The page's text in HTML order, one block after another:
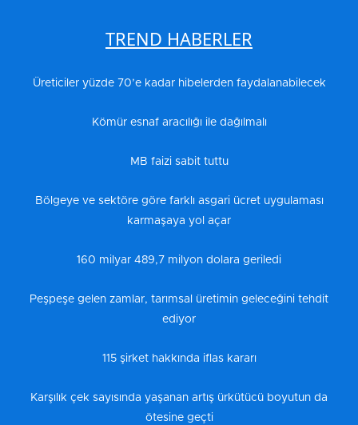
TREND HABERLER
Üreticiler yüzde 70’e kadar hibelerden faydalanabilecek
Kömür esnaf aracılığı ile dağılmalı
MB faizi sabit tuttu
Bölgeye ve sektöre göre farklı asgari ücret uygulaması
karmaşaya yol açar
160 milyar 489,7 milyon dolara geriledi
Peşpeşe gelen zamlar, tarımsal üretimin geleceğini tehdit
ediyor
115 şirket hakkında iflas kararı
Karşılık çek sayısında yaşanan artış ürkütücü boyutun da
ötesine geçti